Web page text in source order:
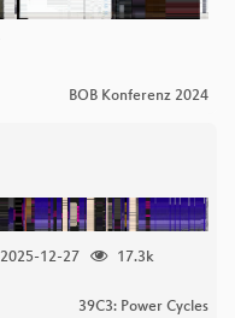
BOB Konferenz 2024
2025-12-27
17.3k
39C3: Power Cycles